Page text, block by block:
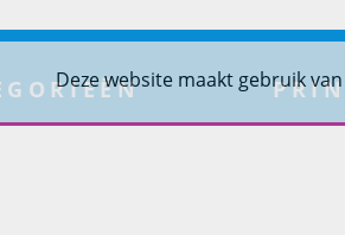
Deze website maakt gebruik